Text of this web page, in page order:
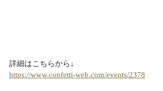
詳細はこちらから↓
https://www.confetti-web.com/events/2378